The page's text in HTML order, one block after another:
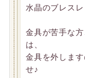
水晶のブレスレ
金具が苦手な
は、
金具を外しま
せ♪